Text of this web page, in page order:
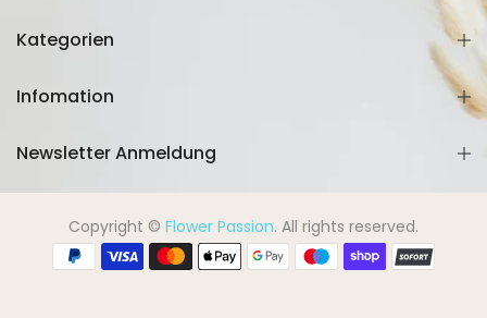
Kategorien
Infomation
Newsletter Anmeldung
Copyright © Flower Passion. All rights reserved.